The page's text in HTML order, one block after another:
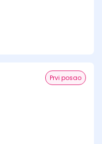
Prvi posao